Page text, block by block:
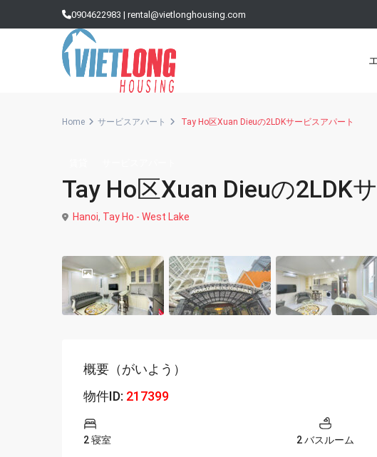
0904622983 | rental@vietlonghousing.com
Sun Grand City （サングランドシティー
Hong Kong Tower（ホンコンタワー）
Times City Park Hill（タイムズシティー
Home サービスアパート Tay Ho区Xuan Dieuの2LDKサービスアパート
Tay Ho区Xuan Dieuの2LDK
Hanoi, Tay Ho - West Lake
概要（がいよう）
物件ID: 217399
2 寝室 2 バスルーム